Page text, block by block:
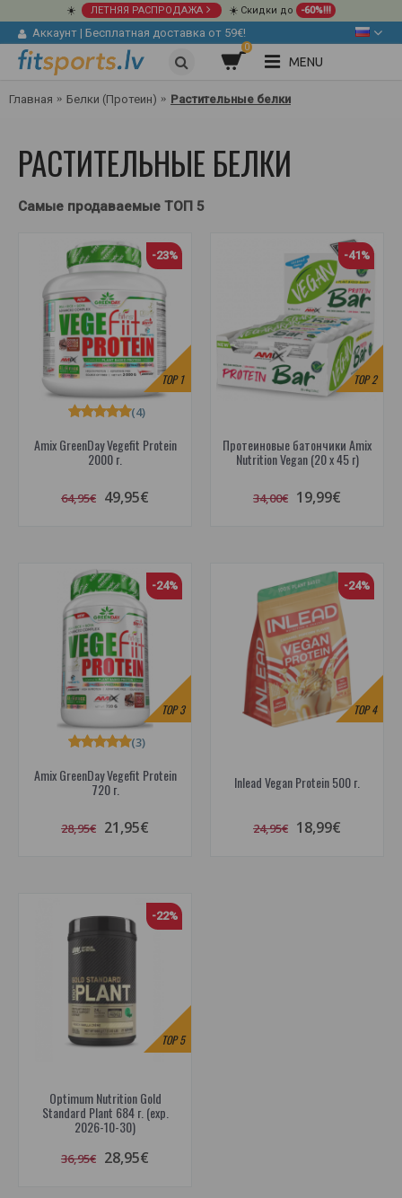
☀️ ЛЕТНЯЯ РАСПРОДАЖА ☀️ Скидки до -60%!!!
Аккаунт | Бесплатная доставка от 59€!
0
MENU
Главная Белки (Протеин) Растительные белки
РАСТИТЕЛЬНЫЕ БЕЛКИ
Самые продаваемые ТОП 5
TOP1
-23%
Amix GreenDay Vegefit Protein
2000 г.
(4)
64,95€ 49,95€
TOP2
-41%
Протеиновые батончики Amix
Nutrition Vegan (20 x 45 г)
34,00€ 19,99€
TOP3
-24%
Amix GreenDay Vegefit Protein
720 г.
(3)
28,95€ 21,95€
TOP4
-24%
Inlead Vegan Protein 500 г.
24,95€ 18,99€
TOP5
-22%
Optimum Nutrition Gold
Standard Plant 684 г. (exp.
2026-10-30)
36,95€ 28,95€